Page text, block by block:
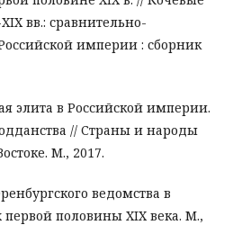
вв.: сравнительно-
империи : сборник
элита в Российской империи.
// Страны и народы
М., 2017.
ведомства в
половины XIX века. М.,